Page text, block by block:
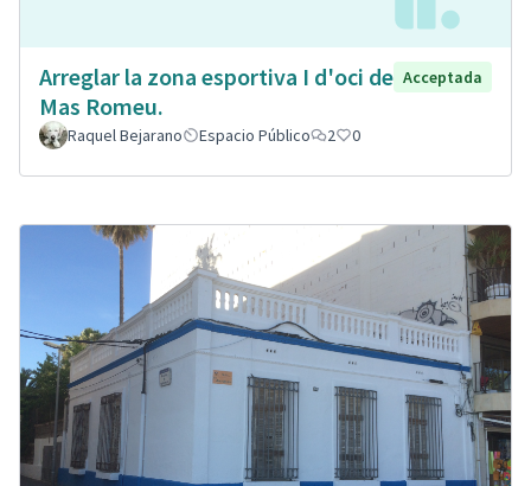
Arreglar la zona esportiva I d'oci de
Mas Romeu.
Acceptada
Raquel Bejarano Espacio Público 2 0